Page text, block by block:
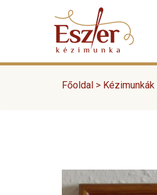
Főoldal > Kézimunkák